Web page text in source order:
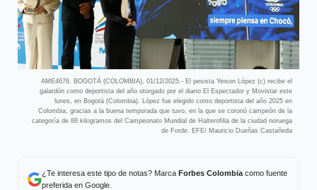
AME4676. BOGOTÁ (COLOMBIA), 01/12/2025.- El pesista Yeison López (c) recibe el
galardón como deportista del año otorgado por el diario El Espectador y Movistar este
lunes, en Bogotá (Colombia). López fue elegido como deportista del año 2025 en
Colombia, gracias a la buena temporada que tuvo, en la que se coronó campeón de la
categoría de 88 kilogramos del Campeonato Mundial de Halterofilia de la ciudad noruega
de Forde. EFE/ Mauricio Dueñas Castañeda
¿Te interesa este tipo de notas? Marca Forbes Colombiacomo fuente
preferida en Google.